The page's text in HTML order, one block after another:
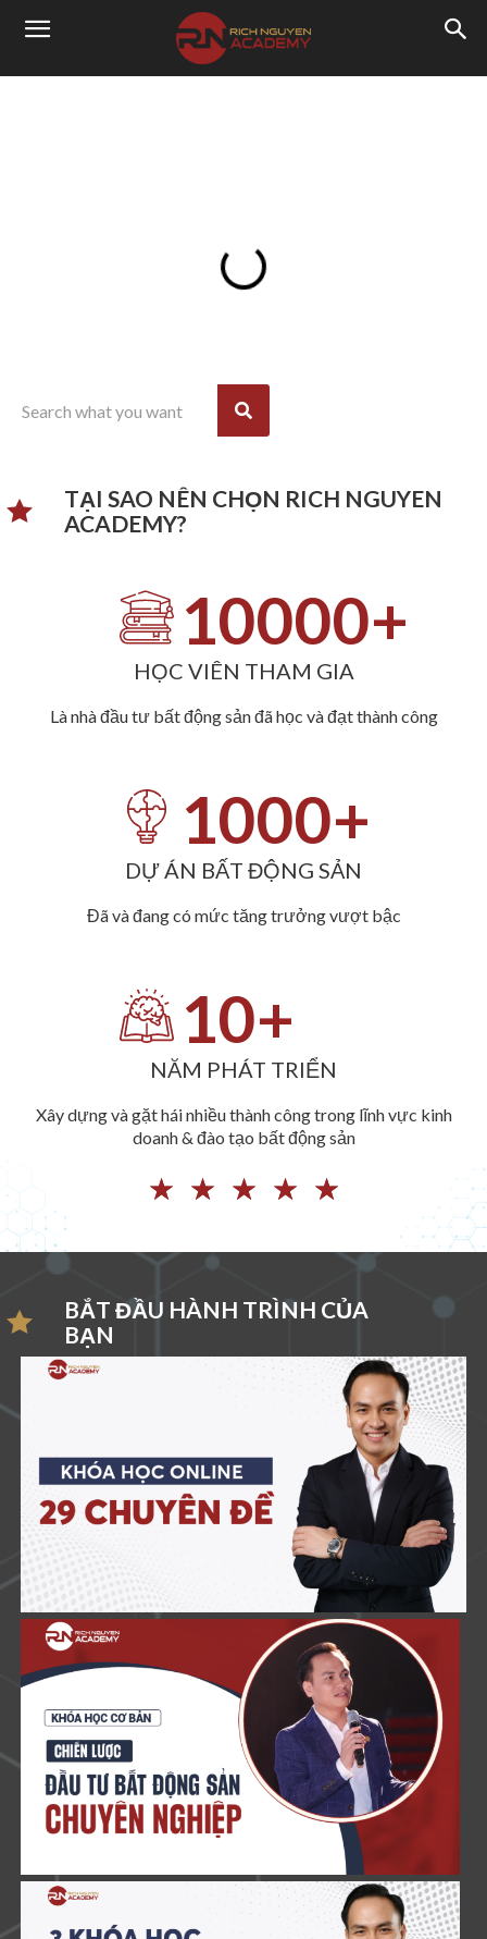
TẠI SAO NÊN CHỌN RICH NGUYEN
ACADEMY?​
10000+
HỌC VIÊN THAM GIA
Là nhà đầu tư bất động sản đã học và đạt thành công
1000+
DỰ ÁN BẤT ĐỘNG SẢN
Đã và đang có mức tăng trưởng vượt bậc
10+
NĂM PHÁT TRIỂN
Xây dựng và gặt hái nhiều thành công trong lĩnh vực kinh
doanh & đào tạo bất động sản
☆ ☆ ☆ ☆ ☆
BẮT ĐẦU HÀNH TRÌNH CỦA
BẠN